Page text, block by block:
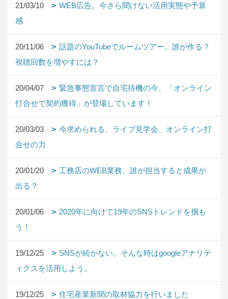
21/03/10
WEB広告。今さら聞けない活用実態や予算
感
20/11/06
話題のYouTubeでルームツアー。誰が作る？
視聴回数を増やすには？
20/04/07
緊急事態宣言で自宅待機の今、「オンライン
打合せで契約獲得」が登場しています！
20/03/03
今求められる、ライブ見学会、オンライン打
合せの力
20/01/20
工務店のWEB業務、誰が担当すると成果が
出る？
20/01/06
2020年に向けて19年のSNSトレンドを掴も
う！
19/12/25
SNSが続かない。そんな時はgoogleアナリテ
ィクスを活用しよう。
19/12/25 住宅産業新聞の取材協力を行いました